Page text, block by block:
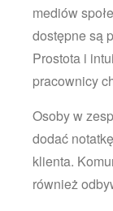
mediów
dostępne są
Prostota i
pracownicy
Osoby w
dodać
klienta.
również